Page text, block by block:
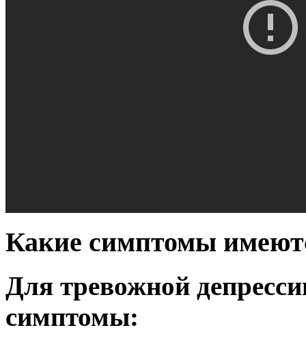
Какие симптомы
Для тревожной
симптомы: